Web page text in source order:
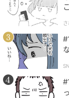
実際にシール
好きな色味や
自分だけのコレ
しかも、ぎっし
満足感がある